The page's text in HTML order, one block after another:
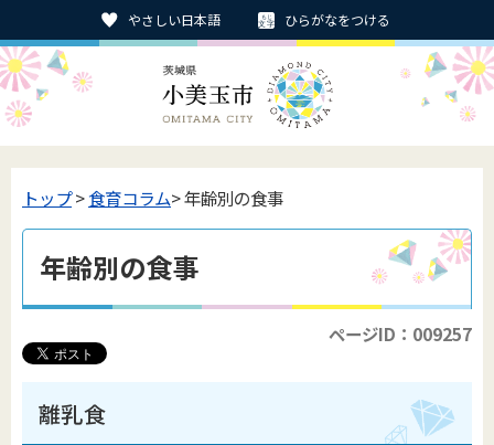
やさしい日本語 ひらがなをつける
トップ>食育コラム> 年齢別の食事
年齢別の食事
ページID：009257
離乳食